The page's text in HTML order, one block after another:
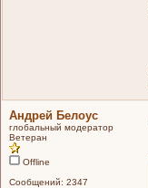
Андрей Белоус
глобальный модератор
Ветеран
Offline
Сообщений: 2347